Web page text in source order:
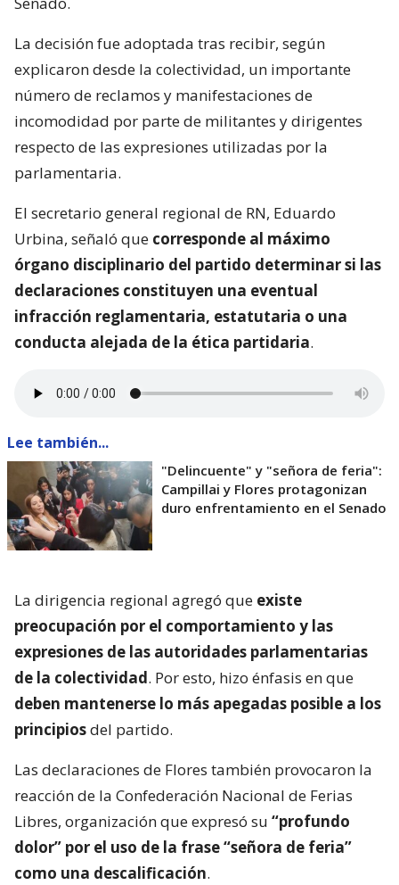
La decisión fue adoptada tras recibir, según
explicaron desde la colectividad, un importante
número de reclamos y manifestaciones de
incomodidad por parte de militantes y dirigentes
respecto de las expresiones utilizadas por la
parlamentaria.
El secretario general regional de RN, Eduardo
Urbina, señaló que corresponde al máximo
órgano disciplinario del partido determinar si las
declaraciones constituyen una eventual
infracción reglamentaria, estatutaria o una
conducta alejada de la ética partidaria.
Lee también...
"Delincuente" y "señora de feria":
Campillai y Flores protagonizan
duro enfrentamiento en el Senado
La dirigencia regional agregó que existe
preocupación por el comportamiento y las
expresiones de las autoridades parlamentarias
de la colectividad. Por esto, hizo énfasis en que
deben mantenerse lo más apegadas posible a los
principiosdel partido.
Las declaraciones de Flores también provocaron la
reacción de la Confederación Nacional de Ferias
Libres, organización que expresó su “profundo
dolor” por el uso de la frase “señora de feria”
como una descalificación.